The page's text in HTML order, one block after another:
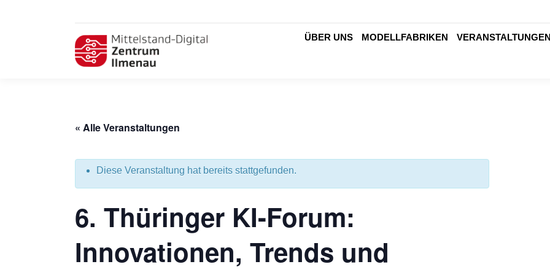
ÜBER UNS MODELLFABRIKEN VERANSTALTUNGEN
« Alle Veranstaltungen
Diese Veranstaltung hat bereits stattgefunden.
6. Thüringer KI-Forum:
Innovationen, Trends und